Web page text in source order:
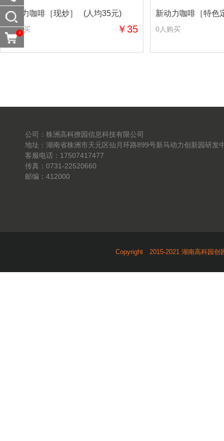
新动力咖啡［现炒］ (人均35元)
2人购买 ￥35
新动力咖啡［特
0人购买
公司：株洲高科撩园信息科技有限公司
地址：湖南省株洲市天元区仙月环路899号新马动力创新园研发
客服电话：17507417477
传真：0731-22520660
邮编：412000
Copyright 2015-2021 湖南高科园创
0